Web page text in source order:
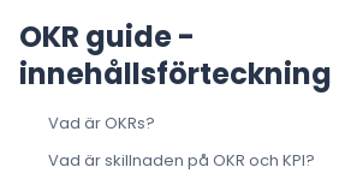
OKR guide -
innehållsförteckning
Vad är OKRs?
Vad är skillnaden på OKR och KPI?